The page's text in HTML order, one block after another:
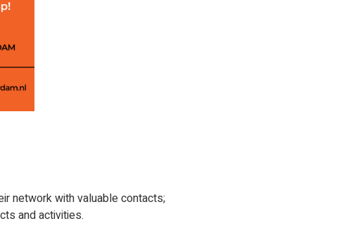
network with valuable contacts;
and activities.